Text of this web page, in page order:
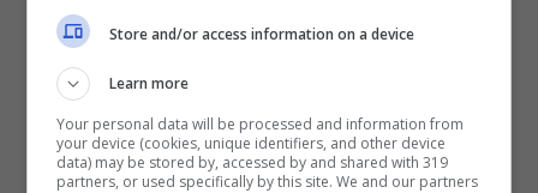
sancì in modo quasi definitiva la fine della
prima Repubblica: la caduta dei partiti
storici, comeDemocrazia Cristiana e Psi
l’avvento di nuove forze politiche destinate
Store and/or access information on a device
Learn more
Your personal data will be processed and information from
your device (cookies, unique identifiers, and other device
data) may be stored by, accessed by and shared with 319
partners, or used specifically by this site. We and our partners